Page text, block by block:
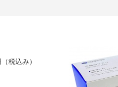
込み）